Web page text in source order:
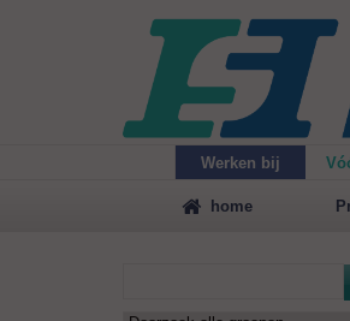
Werken bij
Maak
vrijblijvend een
home